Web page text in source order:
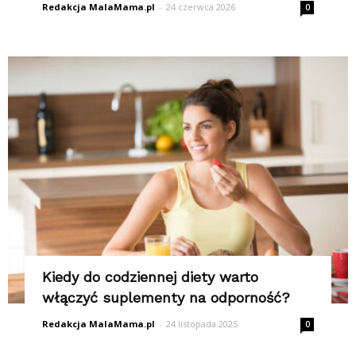
Redakcja MalaMama.pl - 24 czerwca 2026 0
Kiedy do codziennej diety warto
włączyć suplementy na odporność?
Redakcja MalaMama.pl - 24 listopada 2025 0